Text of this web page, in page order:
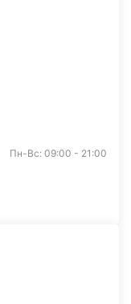
Пн-Вс: 09:00 - 21:00